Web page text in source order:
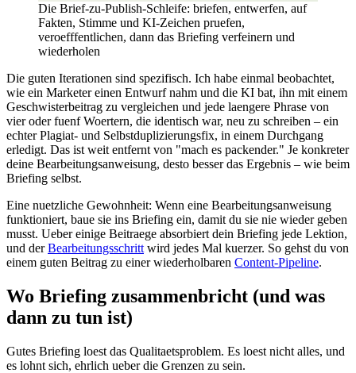
Die Brief-zu-Publish-Schleife: briefen, entwerfen, auf
Fakten, Stimme und KI-Zeichen pruefen,
veroefffentlichen, dann das Briefing verfeinern und
wiederholen
Die guten Iterationen sind spezifisch. Ich habe einmal beobachtet,
wie ein Marketer einen Entwurf nahm und die KI bat, ihn mit einem
Geschwisterbeitrag zu vergleichen und jede laengere Phrase von
vier oder fuenf Woertern, die identisch war, neu zu schreiben – ein
echter Plagiat- und Selbstduplizierungsfix, in einem Durchgang
erledigt. Das ist weit entfernt von "mach es packender." Je konkreter
deine Bearbeitungsanweisung, desto besser das Ergebnis – wie beim
Briefing selbst.
Eine nuetzliche Gewohnheit: Wenn eine Bearbeitungsanweisung
funktioniert, baue sie ins Briefing ein, damit du sie nie wieder geben
musst. Ueber einige Beitraege absorbiert dein Briefing jede Lektion,
und derBearbeitungsschritt wird jedes Mal kuerzer. So gehst du von
einem guten Beitrag zu einer wiederholbaren Content-Pipeline.
Wo Briefing zusammenbricht (und was
dann zu tun ist)
Gutes Briefing loest das Qualitaetsproblem. Es loest nicht alles, und
es lohnt sich, ehrlich ueber die Grenzen zu sein.